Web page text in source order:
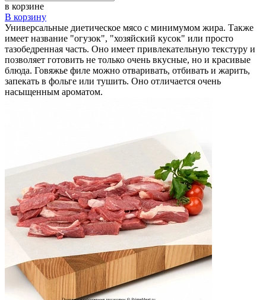
в корзине
В корзину
Универсальные диетическое мясо с минимумом жира. Также
имеет название "огузок", "хозяйский кусок" или просто
тазобедренная часть. Оно имеет привлекательную текстуру и
позволяет готовить не только очень вкусные, но и красивые
блюда. Говяжье филе можно отваривать, отбивать и жарить,
запекать в фольге или тушить. Оно отличается очень
насыщенным ароматом.